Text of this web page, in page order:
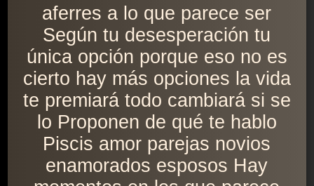
aferres a lo que parece ser
Según tu desesperación tu
única opción porque eso no es
cierto hay más opciones la vida
te premiará todo cambiará si se
lo Proponen de qué te hablo
Piscis amor parejas novios
enamorados esposos Hay